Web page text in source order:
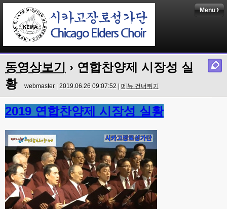
Menu
동영상보기
› 연합찬양제 시장성 실
황
webmaster | 2019.06.26 09:07:52 | 메뉴 건너뛰기
2019 연합찬양제 시장성 실황